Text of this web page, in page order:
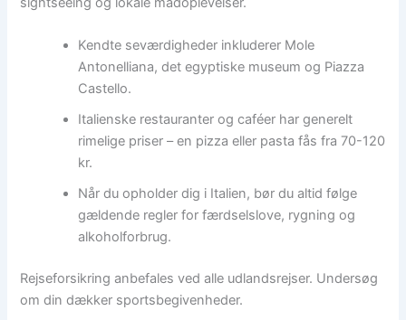
Kendte seværdigheder inkluderer Mole
Antonelliana, det egyptiske museum og Piazza
Castello.
Italienske restauranter og caféer har generelt
rimelige priser – en pizza eller pasta fås fra 70-120
kr.
Når du opholder dig i Italien, bør du altid følge
gældende regler for færdselslove, rygning og
alkoholforbrug.
Rejseforsikring anbefales ved alle udlandsrejser. Undersøg
om din dækker sportsbegivenheder.